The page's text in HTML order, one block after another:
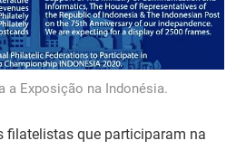
a Exposição na Indonésia.
filatelistas que participaram na